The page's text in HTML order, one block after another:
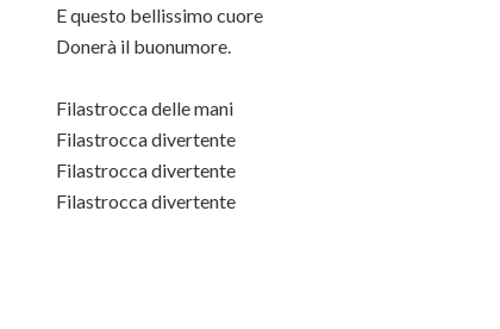
E questo bellissimo cuore
Donerà il buonumore.
Filastrocca delle mani
Filastrocca divertente
Filastrocca divertente
Filastrocca divertente